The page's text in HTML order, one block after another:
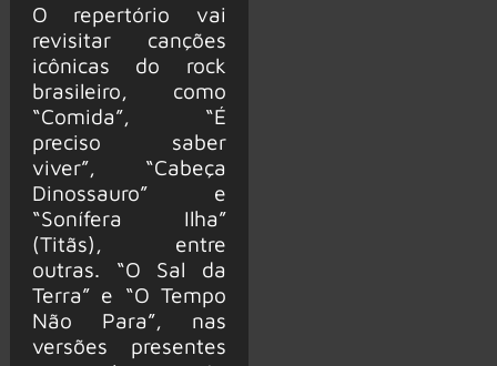
O repertório vai
revisitar canções
icônicas do rock
brasileiro, como
“Comida”, “É
preciso saber
viver”, “Cabeça
Dinossauro” e
“Sonífera Ilha”
(Titãs), entre
outras. “O Sal da
Terra” e “O Tempo
Não Para”, nas
versões presentes